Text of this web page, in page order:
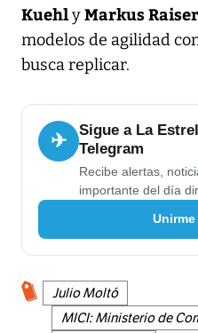
KuehlyMarkus Raiser
modelos de agilidad
busca replicar.
✈
Sigue a La
Telegram
Recibe alertas,
importante del día
Julio Moltó
MICI: Ministerio de